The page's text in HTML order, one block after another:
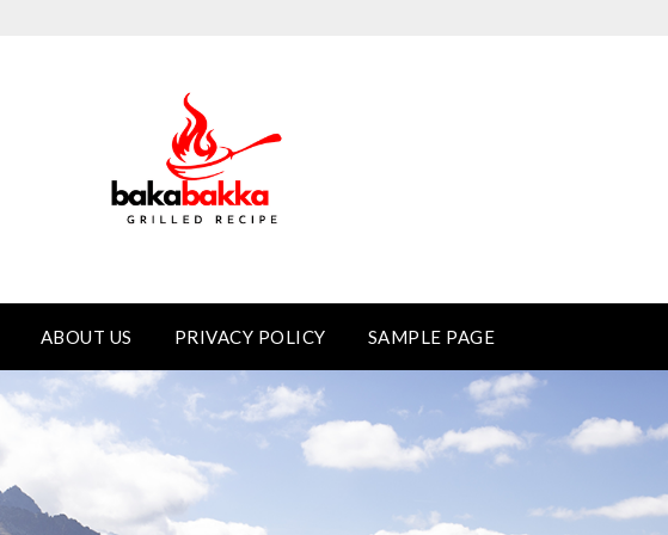
ABOUT US PRIVACY POLICY SAMPLE PAGE